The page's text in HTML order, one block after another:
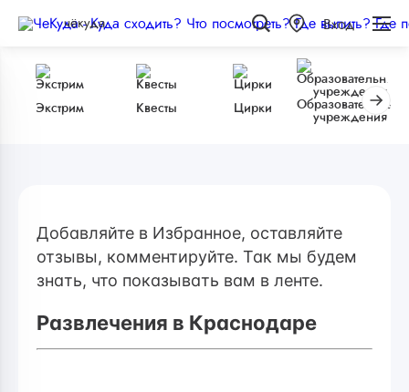
чёкуда Вход
Экстрим Квесты Цирки
Образовательные
учреждения
Добавляйте в Избранное, оставляйте
отзывы, комментируйте. Так мы будем
знать, что показывать вам в ленте.
Развлечения в Краснодаре